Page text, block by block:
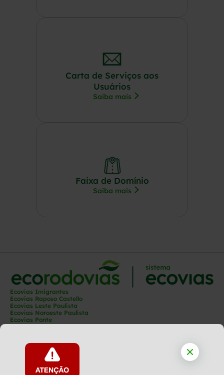
Carta de Serviços aos
Usuários
Saiba mais
Faixa de Domínio
Saiba mais
Ecovias Imigrantes
Ecovias Raposo Castello
Ecovias Leste Paulista
Ecovias Noroeste Paulista
Ecovias Ponte
Ecovias Norte Minas
Ecovias Cerrado
Ecovias Araguaia
Ecoporto